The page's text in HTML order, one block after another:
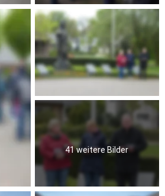
41 weitere Bilder